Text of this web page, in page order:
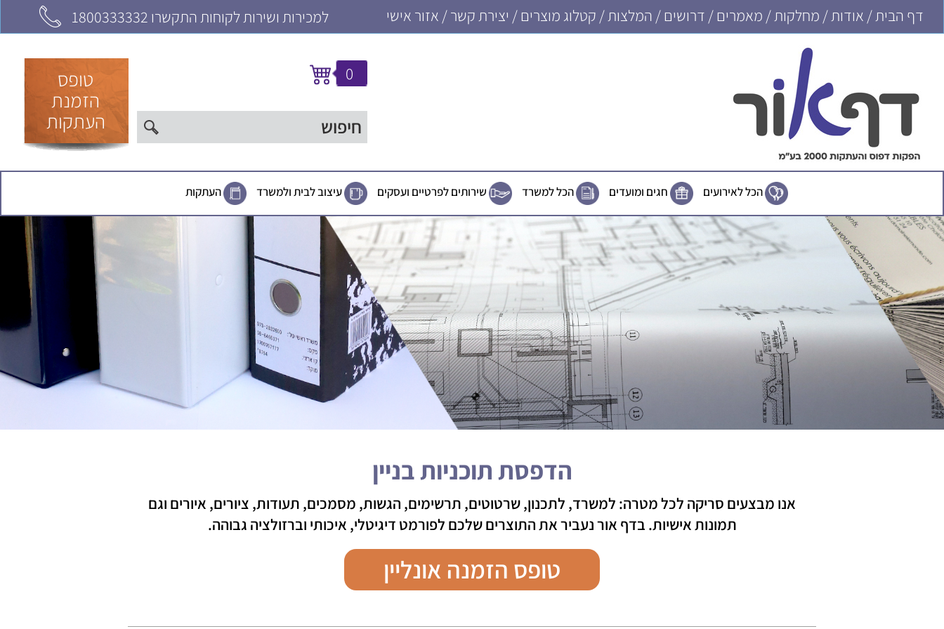
למכירות ושירות לקוחות התקשרו 1800333332 דף הבית/ אודות/ מחלקות/ מאמרים/ דרושים/ המלצות/ קטלוג מוצרים/ יצירת קשר/ אזור אישי
טופס
הזמנת
העתקות
0
הכל לאירועים חגים ומועדים הכל למשרד שירותים לפרטיים ועסקים עיצוב לבית ולמשרד העתקות
הדפסת תוכניות בניין
אנו מבצעים סריקה לכל מטרה: למשרד, לתכנון, שרטוטים, תרשימים, הגשות, מסמכים, תעודות, ציורים, איורים וגם
תמונות אישיות. בדף אור נעביר את התוצרים שלכם לפורמט דיגיטלי, איכותי וברזולציה גבוהה.
טופס הזמנה אונליין